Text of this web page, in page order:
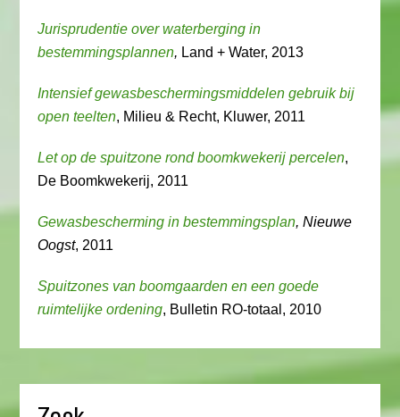
Jurisprudentie over waterberging in
bestemmingsplannen, Land + Water, 2013
Intensief gewasbeschermingsmiddelen gebruik bij
open teelten, Milieu & Recht, Kluwer, 2011
Let op de spuitzone rond boomkwekerij percelen,
De Boomkwekerij, 2011
Gewasbescherming in bestemmingsplan, Nieuwe
Oogst, 2011
Spuitzones van boomgaarden en een goede
ruimtelijke ordening, Bulletin RO-totaal, 2010